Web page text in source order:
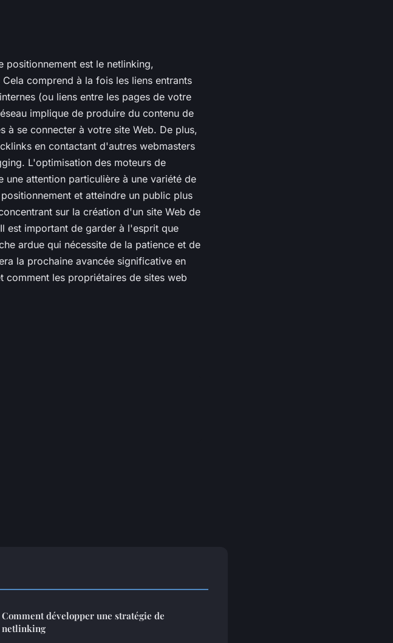
positionnement est le netlinking,
comprend à la fois les liens entrants
(ou liens entre les pages de votre
implique de produire du contenu de
à se connecter à votre site Web. De plus,
en contactant d'autres webmasters
L'optimisation des moteurs de
une attention particulière à une variété de
et atteindre un public plus
sur la création d'un site Web de
est important de garder à l'esprit que
ardue qui nécessite de la patience et de
la prochaine avancée significative en
comment les propriétaires de sites web
Comment développer une stratégie de
netlinking